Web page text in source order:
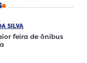
SILVA
feira de ônibus